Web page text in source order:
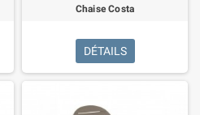
Chaise Costa
DÉTAILS